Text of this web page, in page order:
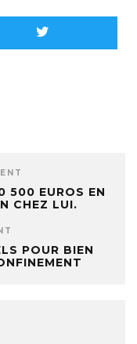
500 EUROS EN
CHEZ LUI.
POUR BIEN